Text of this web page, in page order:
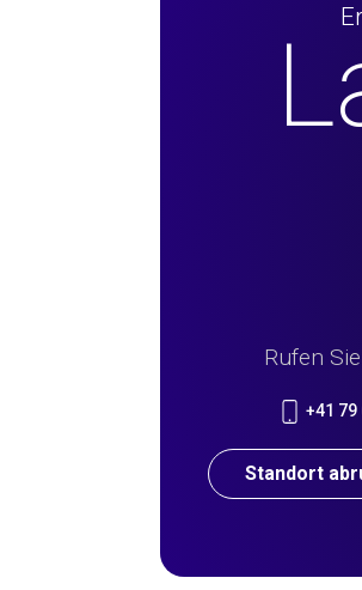
Rufen
+41 79
Standort